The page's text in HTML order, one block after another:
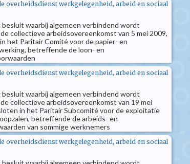
overheidsdienst werkgelegenheid, arbeid en sociaal
besluit waarbij algemeen verbindend wordt
collectieve arbeidsovereenkomst van 5 mei 2009,
het Paritair Comité voor de papier- en
betreffende de loon- en
overheidsdienst werkgelegenheid, arbeid en sociaal
besluit waarbij algemeen verbindend wordt
collectieve arbeidsovereenkomst van 19 mei
in het Paritair Subcomité voor de exploitatie
betreffende de arbeids- en
van sommige werknemers
overheidsdienst werkgelegenheid, arbeid en sociaal